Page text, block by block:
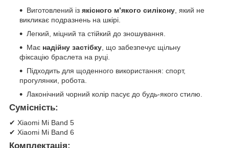
Виготовлений із якісного м’якого силікону , який не
викликає подразнень на шкірі.
Легкий, міцний та стійкий до зношування.
Має надійну застібку , що забезпечує щільну
фіксацію браслета на руці.
Підходить для щоденного використання: спорт,
прогулянки, робота.
Лаконічний чорний колір пасує до будь-якого стилю.
Сумісність:
✔ Xiaomi Mi Band 5
✔ Xiaomi Mi Band 6
Комплектація: